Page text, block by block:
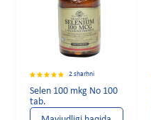
2 sharhni
Selen 100 mkg No 100
tab.